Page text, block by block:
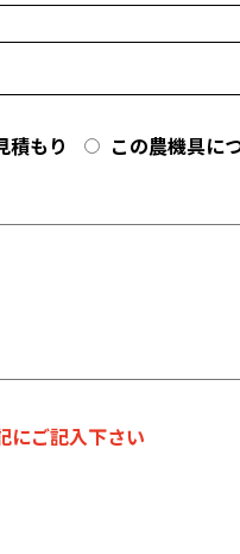
積もり
この農機具に
にご記入下さい